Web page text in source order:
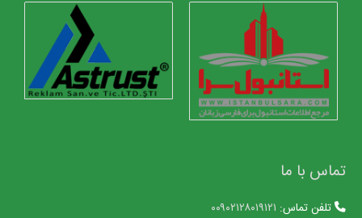
تماس با ما
تلفن تماس: ۰۰۹۰۲۱۲۸۰۱۹۱۲۱